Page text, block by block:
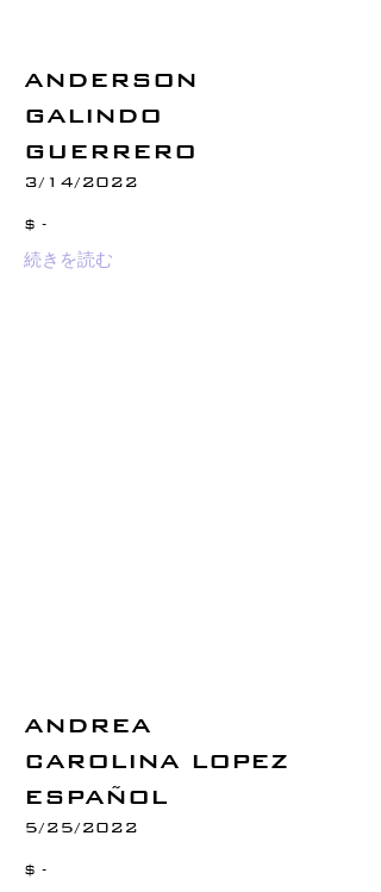
ANDERSON
GALINDO
GUERRERO
3/14/2022
$ -
続きを読む
ANDREA
CAROLINA LOPEZ
ESPAÑOL
5/25/2022
$ -